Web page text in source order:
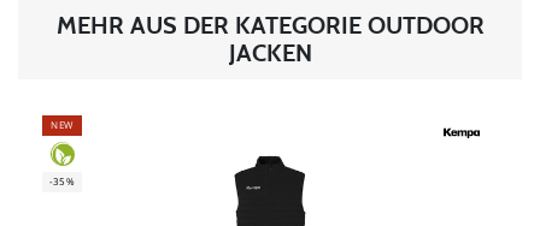
MEHR AUS DER KATEGORIE OUTDOOR
JACKEN
NEW
-35%